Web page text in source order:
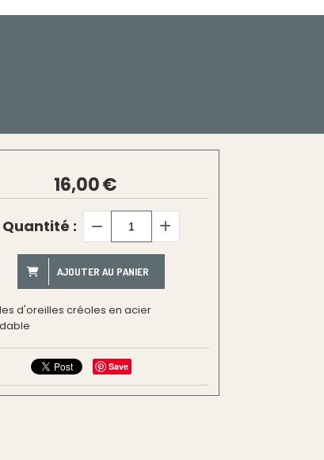
16,00€
Quantité :
AJOUTER AU PANIER
d'oreilles créoles en acier
Save